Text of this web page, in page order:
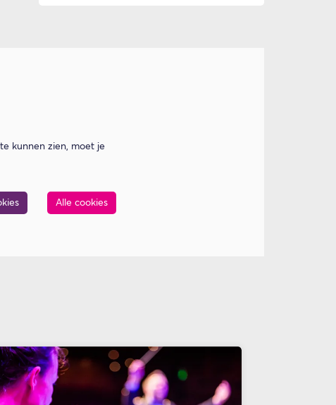
kunnen zien, moet je
Alle cookies